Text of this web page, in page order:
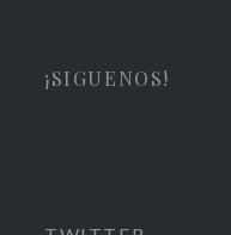
¡SIGUENOS!